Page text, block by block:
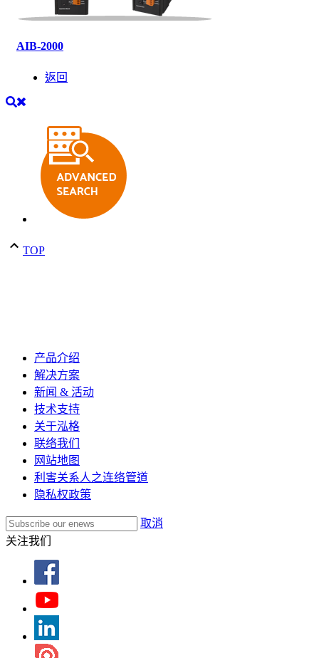
AIB-2000
返回
TOP
产品介绍
解决方案
新闻 & 活动
技术支持
关于泓格
联络我们
网站地图
利害关系人之连络管道
隐私权政策
取消
关注我们